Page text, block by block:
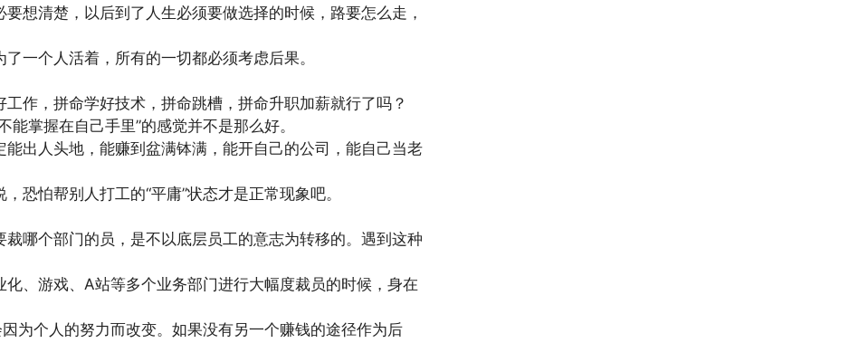
想清楚，以后到了人生必须要做选择的时候，路要怎么走，
一个人活着，所有的一切都必须考虑后果。
作，拼命学好技术，拼命跳槽，拼命升职加薪就行了吗？
掌握在自己手里”的感觉并不是那么好。
出人头地，能赚到盆满钵满，能开自己的公司，能自己当老
恐怕帮别人打工的“平庸”状态才是正常现象吧。
哪个部门的员，是不以底层员工的意志为转移的。遇到这种
、游戏、A站等多个业务部门进行大幅度裁员的时候，身在
为个人的努力而改变。如果没有另一个赚钱的途径作为后